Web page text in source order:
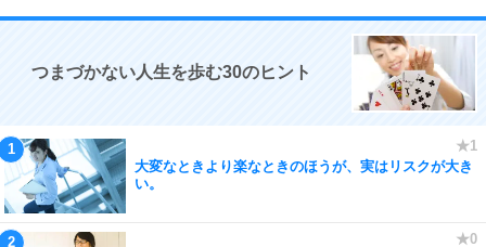
つまづかない人生を歩む30のヒント
大変なときより楽なときのほうが、実はリスクが大き
い。